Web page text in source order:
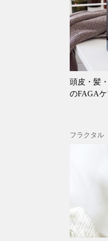
頭皮・髪
のFAGAケ
フラクタル